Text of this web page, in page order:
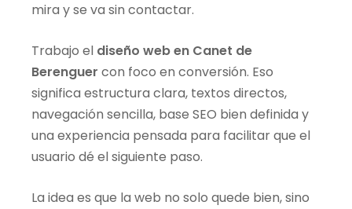
mira y se va sin contactar.
Trabajo el diseño web en Canet de
Berenguer con foco en conversión. Eso
significa estructura clara, textos directos,
navegación sencilla, base SEO bien definida y
una experiencia pensada para facilitar que el
usuario dé el siguiente paso.
La idea es que la web no solo quede bien, sino